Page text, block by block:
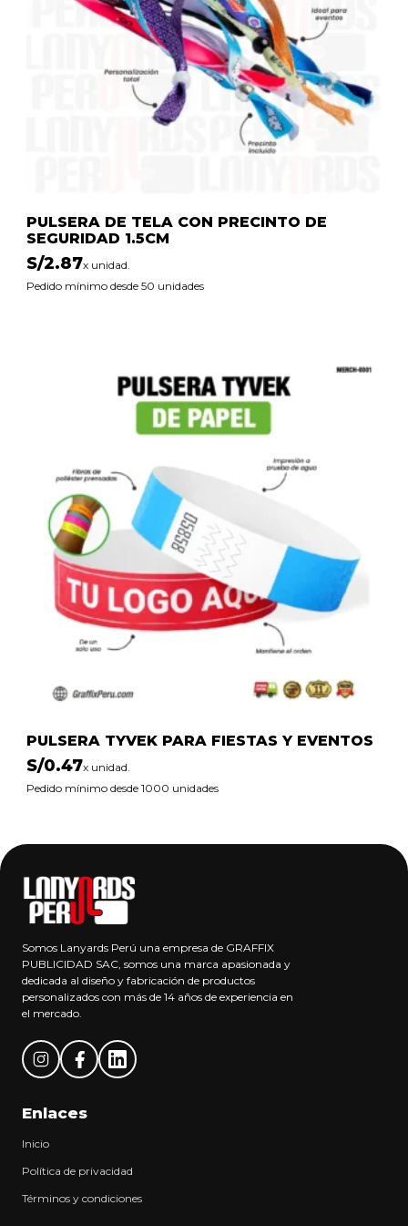
PULSERA DE TELA CON PRECINTO DE
SEGURIDAD 1.5CM
S/2.87x unidad.
Pedido mínimo desde 50 unidades
PULSERA TYVEK PARA FIESTAS Y EVENTOS
S/0.47x unidad.
Pedido mínimo desde 1000 unidades
Somos Lanyards Perú una empresa de GRAFFIX
PUBLICIDAD SAC, somos una marca apasionada y
dedicada al diseño y fabricación de productos
personalizados con más de 14 años de experiencia en
el mercado.
Enlaces
Inicio
Política de privacidad
Términos y condiciones